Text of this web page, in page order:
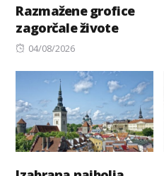
Razmažene grofice
zagorčale živote
Posted
04/08/2026